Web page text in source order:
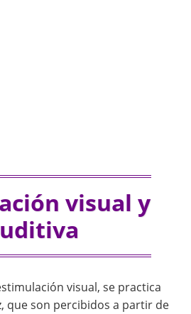
visual y
visual, se practica
que son percibidos a partir de